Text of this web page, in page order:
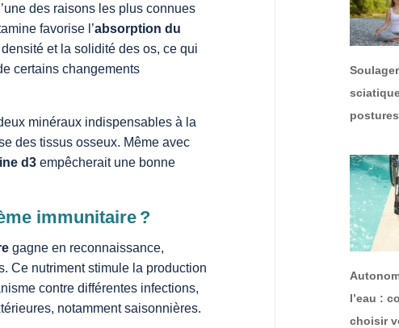
des raisons les plus connues
favorise l’absorption du
et la solidité des os, ce qui
certains changements
minéraux indispensables à la
des tissus osseux. Même avec
d3 empêcherait une bonne
immunitaire ?
gagne en reconnaissance,
Ce nutriment stimule la production
contre différentes infections,
notamment saisonnières.
l’eau :
choisir